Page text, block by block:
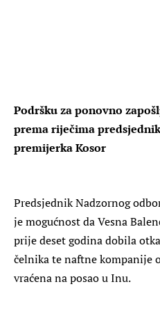
Podršku za ponovno
prema riječima
premijerka Kosor
Predsjednik Nadzornog
je mogućnost da Vesna
prije deset godina dobila
čelnika te naftne kompanije
vraćena na posao u Inu.